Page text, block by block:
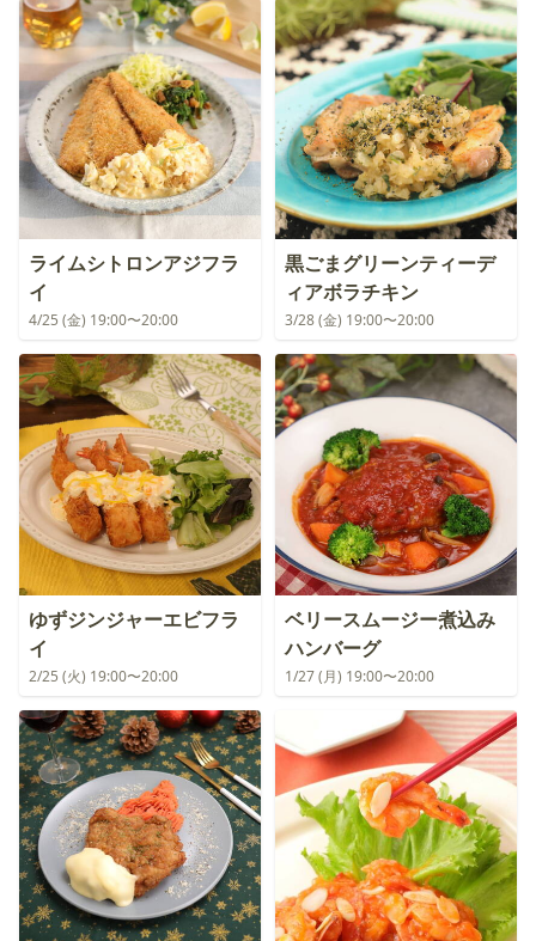
ライムシトロンアジフラ
イ
4/25 (金) 19:00〜20:00
黒ごまグリーンティーデ
ィアボラチキン
3/28 (金) 19:00〜20:00
ゆずジンジャーエビフラ
イ
2/25 (火) 19:00〜20:00
ベリースムージー煮込み
ハンバーグ
1/27 (月) 19:00〜20:00